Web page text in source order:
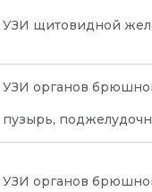
УЗИ щитовидной
УЗИ органов
пузырь,
УЗИ органов